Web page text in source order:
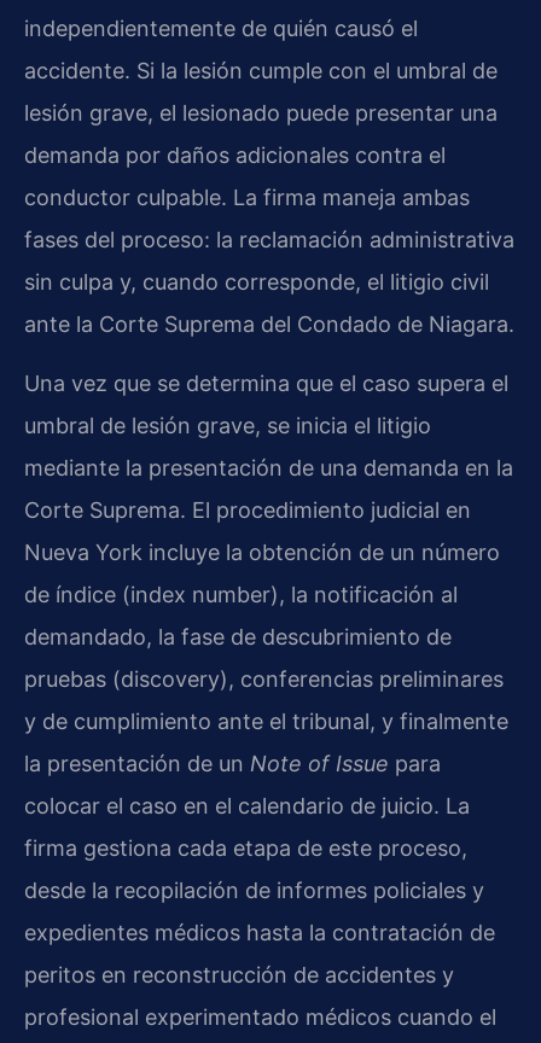
independientemente de quién causó el
accidente. Si la lesión cumple con el umbral de
lesión grave, el lesionado puede presentar una
demanda por daños adicionales contra el
conductor culpable. La firma maneja ambas
fases del proceso: la reclamación administrativa
sin culpa y, cuando corresponde, el litigio civil
ante la Corte Suprema del Condado de Niagara.
Una vez que se determina que el caso supera el
umbral de lesión grave, se inicia el litigio
mediante la presentación de una demanda en la
Corte Suprema. El procedimiento judicial en
Nueva York incluye la obtención de un número
de índice (index number), la notificación al
demandado, la fase de descubrimiento de
pruebas (discovery), conferencias preliminares
y de cumplimiento ante el tribunal, y finalmente
la presentación de un Note of Issue para
colocar el caso en el calendario de juicio. La
firma gestiona cada etapa de este proceso,
desde la recopilación de informes policiales y
expedientes médicos hasta la contratación de
peritos en reconstrucción de accidentes y
profesional experimentado médicos cuando el